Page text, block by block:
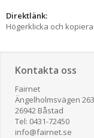
Direktlänk:
Högerklicka och
Kontakta oss
Fairnet
Ängelholmsvägen 263
26942 Båstad
Tel: 0431-72450
​info@fairnet.se